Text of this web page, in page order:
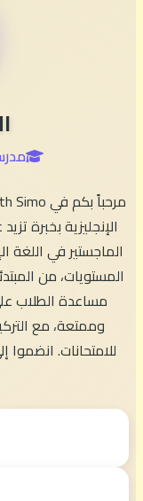
الماجستير في اللغة
المستويات، من
مساعدة الطلاب
وممتعة، مع
للامتحانات. انضموا